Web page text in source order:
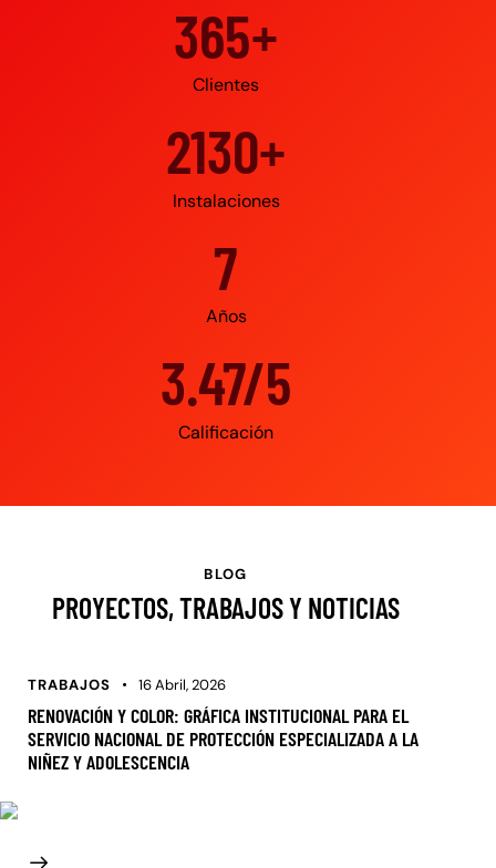
500+
Clientes
3000+
Instalaciones
10
Años
4.95/5
Calificación
BLOG
PROYECTOS, TRABAJOS Y NOTICIAS
TRABAJOS 16 Abril, 2026
RENOVACIÓN Y COLOR: GRÁFICA INSTITUCIONAL PARA EL
SERVICIO NACIONAL DE PROTECCIÓN ESPECIALIZADA A LA
NIÑEZ Y ADOLESCENCIA